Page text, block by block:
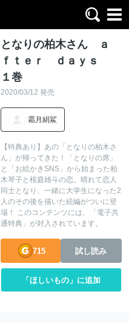
となりの柏木さん ａ
ｆｔｅｒ ｄａｙｓ
１巻
2020/03/12 発売
霜月絹鯊
【特典あり】あの「となりの柏木さ
ん」が帰ってきた！「となりの席」
と「お絵かきSNS」から始まった柏
木琴子と桜庭雄斗の恋。晴れて恋人
同士となり、一緒に大学生になった2
人のその後を描いた続編がついに登
場！ このコンテンツには、「電子共
通特典」が封入されています。
715 試し読み
「ほしいもの」に追加